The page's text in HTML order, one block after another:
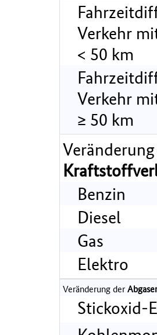
Verkehr
< 50 km
Verkehr
≥ 50 km
Benzin
Diesel
Gas
Elektro
Veränderung der
Stickoxid-